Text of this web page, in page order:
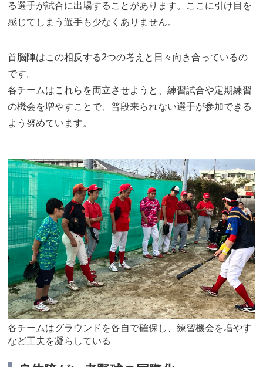
る選手が試合に出場することがあります。ここに引け目を
感じてしまう選手も少なくありません。
首脳陣はこの相反する2つの考えと日々向き合っているの
です。
各チームはこれらを両立させようと、練習試合や定期練習
の機会を増やすことで、普段来られない選手が参加できる
よう努めています。
各チームはグラウンドを各自で確保し、練習機会を増やす
など工夫を凝らしている